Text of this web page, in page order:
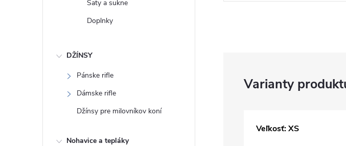
Šaty a sukne
Doplnky
DŽÍNSY
Pánske rifle
Dámske rifle
Džínsy pre milovníkov koní
Nohavice a tepláky
Veľkosť: XS